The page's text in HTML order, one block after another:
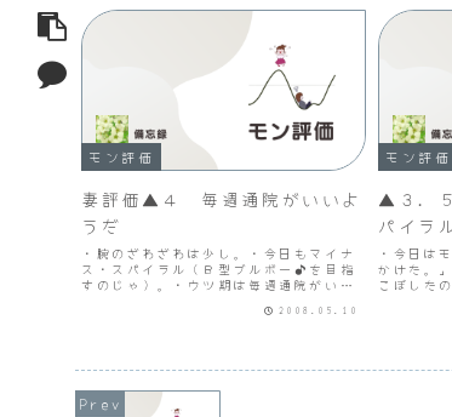
モン評価
妻評価▲４ 毎週通院がいいよ
うだ
・腕のざわざわは少し。・今日もマイナ
ス・スパイラル（Ｂ型ブルボー♪を目指
すのじゃ）。・ウツ期は毎週通院がいい
2008.05.10
モン評価
▲３．
パイラ
・今日は
かけた。
こぼした
考のスパ